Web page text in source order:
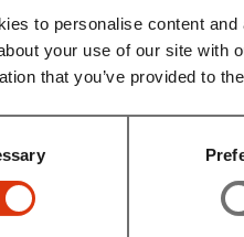
to personalise content
your use of our site with
that you’ve provided to
være at lytte på grej og
der gerne vil fremvise
også gode råd med
for klubben er, at vi har
til samt til at sammenligne
med i fællesskabet og i
Hi-Fi Klub